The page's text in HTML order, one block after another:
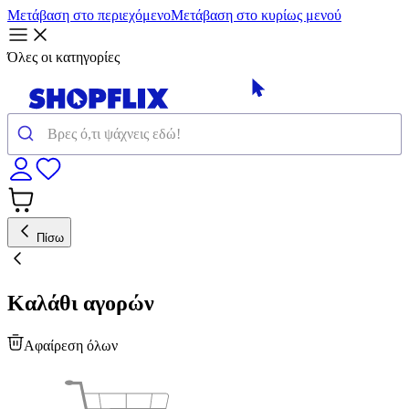
Μετάβαση στο περιεχόμενοΜετάβαση στο κυρίως μενού
Όλες οι κατηγορίες
Πίσω
Καλάθι αγορών
Αφαίρεση όλων